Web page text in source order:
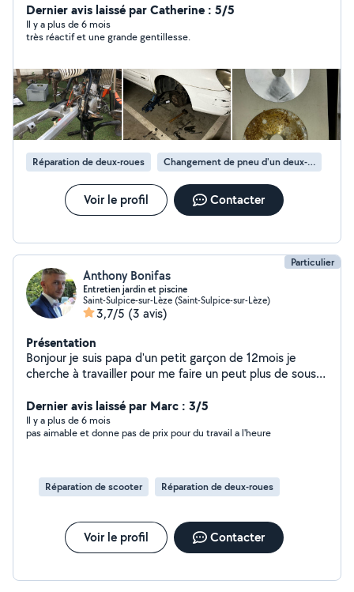
deux-roues. Je réalise également le nettoyage intérieur
et extérieur de voitures, le montage de meubles, ainsi
que le nettoyage par ultrasons de pièces mécaniques,
Dernier avis laissé par Catherine : 5/5
Il y a plus de 6 mois
très réactif et une grande gentillesse.
Réparation de deux-roues Changement de pneu d'un deux-roues
Voir le profil Contacter
Particulier
Anthony Bonifas
Entretien jardin et piscine
Saint-Sulpice-sur-Lèze (Saint-Sulpice-sur-Lèze)
3,7/5 (3 avis)
Présentation
Bonjour je suis papa d'un petit garçon de 12mois je
cherche à travailler pour me faire un peut plus de sous
spa je fait même les jardins vitrage intérieur extérieur
nettoyage voiture canapé matelas avec shampouineuse
Dernier avis laissé par Marc : 3/5
Il y a plus de 6 mois
pas aimable et donne pas de prix pour du travail a l'heure
Réparation de scooter Réparation de deux-roues
Voir le profil Contacter